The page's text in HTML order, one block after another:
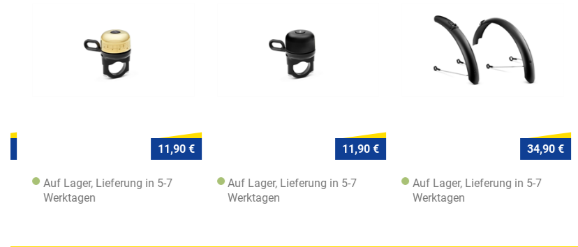
11,90 €
Auf Lager, Lieferung in 5-7
Werktagen
11,90 €
Auf Lager, Lieferung in 5-7
Werktagen
34,90 €
Auf Lager, Lieferung in 5-7
Werktagen